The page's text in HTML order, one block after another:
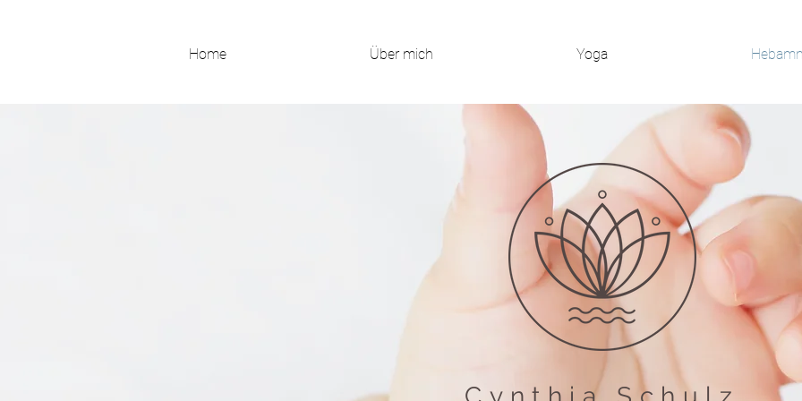
Home Über mich Yoga